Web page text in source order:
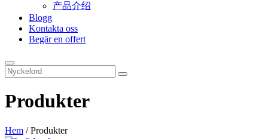
产品介绍
Blogg
Kontakta oss
Begär en offert
Produkter
Hem /Produkter